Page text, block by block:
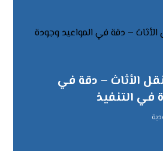
الأثاث – دقة في
في التنفيذ